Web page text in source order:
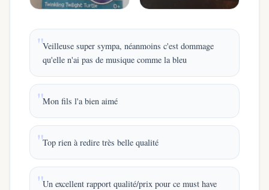
Veilleuse super sympa, néanmoins c'est dommage
qu'elle n'ai pas de musique comme la bleu
Mon fils l'a bien aimé
Top rien à redire très belle qualité
Un excellent rapport qualité/prix pour ce must have